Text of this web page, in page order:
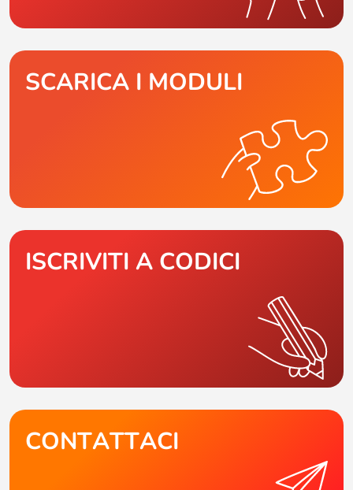
SCARICA I MODULI
ISCRIVITI A CODICI
CONTATTACI